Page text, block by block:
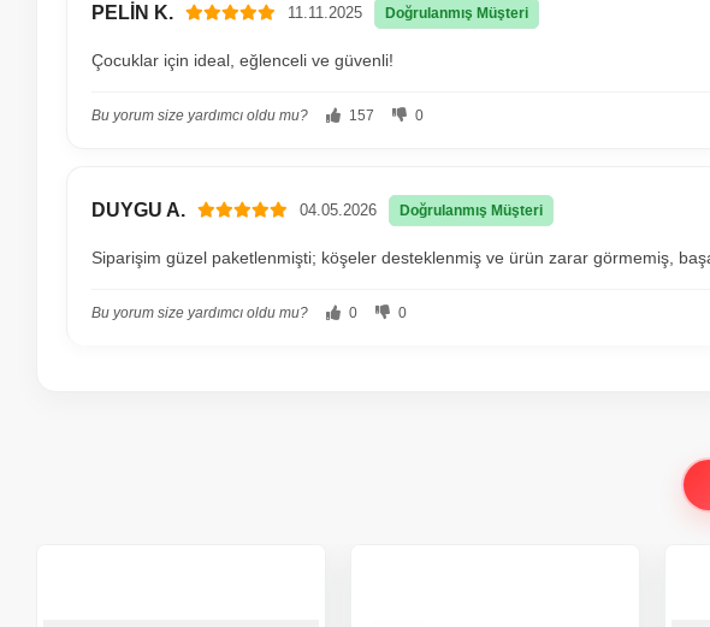
PELİN K. 11.11.2025 Doğrulanmış Müşteri
Çocuklar için ideal, eğlenceli ve güvenli!
Bu yorum size yardımcı oldu mu? 157 0
DUYGU A. 04.05.2026 Doğrulanmış Müşteri
Siparişim güzel paketlenmişti; köşeler desteklenmiş ve ürün zarar görmemiş,
Bu yorum size yardımcı oldu mu? 0 0